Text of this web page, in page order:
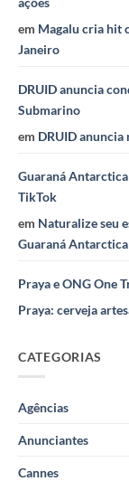
em Magalu cria hit
Janeiro
DRUID anuncia
Submarino
em DRUID anuncia
Guaraná
TikTok
em Naturalize seu
Guaraná
Praya e ONG One
Praya: cerveja
CATEGORIAS
Agências
Anunciantes
Cannes